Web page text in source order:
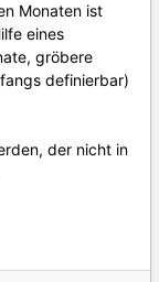
Monaten ist
eines
gröbere
definierbar)
der nicht in